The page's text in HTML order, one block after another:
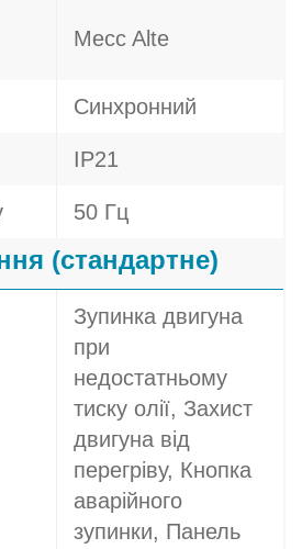
Mecc Alte
Синхронний
IP21
50 Гц
(стандартне)
Зупинка двигуна
при
недостатньому
тиску олії, Захист
двигуна від
перегріву, Кнопка
аварійного
зупинки, Панель